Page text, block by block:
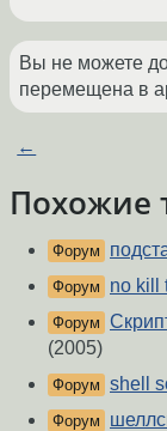
Вы не можете
перемещена в
←
Похожие
Форум
Форум no kill
Форум
(2005)
Форум shell
Форум